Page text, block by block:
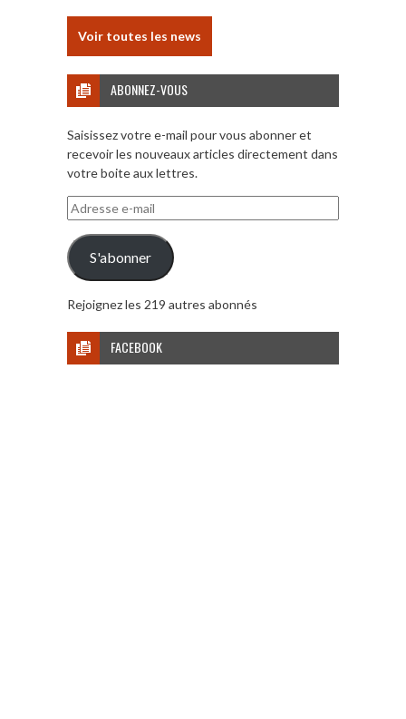
Voir toutes les news
ABONNEZ-VOUS
Saisissez votre e-mail pour vous abonner et
recevoir les nouveaux articles directement dans
votre boite aux lettres.
Adresse
e-
mail
S'abonner
Rejoignez les 219 autres abonnés
FACEBOOK